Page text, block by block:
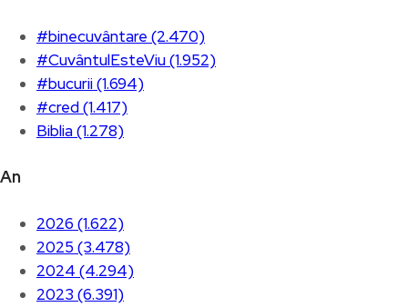
#binecuvântare (2.470)
#CuvântulEsteViu (1.952)
#bucurii (1.694)
#cred (1.417)
Biblia (1.278)
An
2026 (1.622)
2025 (3.478)
2024 (4.294)
2023 (6.391)